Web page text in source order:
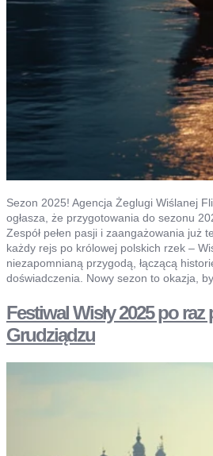
Sezon 2025! Agencja Żeglugi Wiślanej
ogłasza, że przygotowania do sezonu
Zespół pełen pasji i zaangażowania już
każdy rejs po królowej polskich rzek –
niezapomnianą przygodą, łączącą
doświadczenia. Nowy sezon to okazja,
Festiwal Wisły 2025 po
Grudziądzu